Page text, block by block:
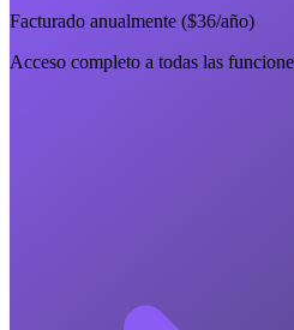
Facturado anualmente ($36/año)
Acceso completo a todas las